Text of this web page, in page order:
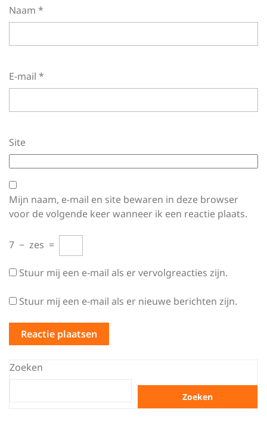
Naam *
E-mail *
Site
Mijn naam, e-mail en site bewaren in deze browser
voor de volgende keer wanneer ik een reactie plaats.
7 − zes =
Stuur mij een e-mail als er vervolgreacties zijn.
Stuur mij een e-mail als er nieuwe berichten zijn.
Zoeken
Zoeken